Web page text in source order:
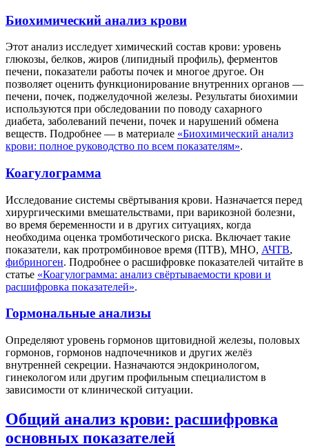
Биохимический анализ крови
Этот анализ исследует химический состав крови: уровень
глюкозы, белков, жиров (липидный профиль), ферментов
печени, показатели работы почек и многое другое. Он
позволяет оценить функционирование внутренних органов —
печени, почек, поджелудочной железы. Результаты биохимии
используются при обследовании по поводу сахарного
диабета, заболеваний печени, почек и нарушений обмена
веществ. Подробнее — в материале «Биохимический анализ
крови: полное руководство по всем показателям».
Коагулограмма
Исследование системы свёртывания крови. Назначается перед
хирургическими вмешательствами, при варикозной болезни,
во время беременности и в других ситуациях, когда
необходима оценка тромботического риска. Включает такие
показатели, как протромбиновое время (ПТВ), МНО, АЧТВ,
фибриноген. Подробнее о расшифровке показателей читайте в
статье «Коагулограмма: анализ свёртываемости крови и
расшифровка показателей».
Гормональные анализы
Определяют уровень гормонов щитовидной железы, половых
гормонов, гормонов надпочечников и других желёз
внутренней секреции. Назначаются эндокринологом,
гинекологом или другим профильным специалистом в
зависимости от клинической ситуации.
Общий анализ крови: расшифровка
основных показателей